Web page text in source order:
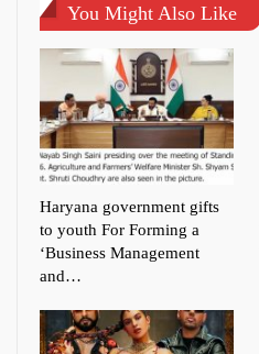
You Might Also Like
Haryana government gifts
to youth For Forming a
‘Business Management
and…